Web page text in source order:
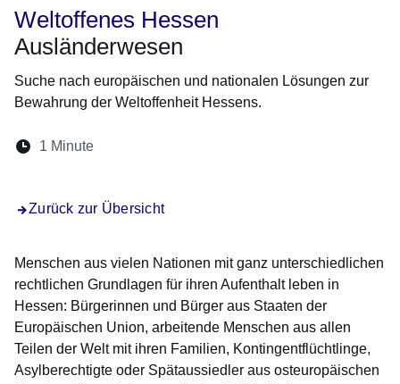
Weltoffenes Hessen
Ausländerwesen
Suche nach europäischen und nationalen Lösungen zur
Bewahrung der Weltoffenheit Hessens.
Lesedauer:
1 Minute
Zurück zur Übersicht
Menschen aus vielen Nationen mit ganz unterschiedlichen
rechtlichen Grundlagen für ihren Aufenthalt leben in
Hessen: Bürgerinnen und Bürger aus Staaten der
Europäischen Union, arbeitende Menschen aus allen
Teilen der Welt mit ihren Familien, Kontingentflüchtlinge,
Asylberechtigte oder Spätaussiedler aus osteuropäischen